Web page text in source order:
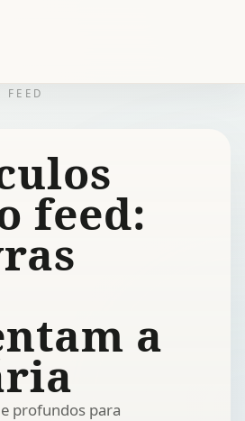
FEED
feed:
a
profundos para